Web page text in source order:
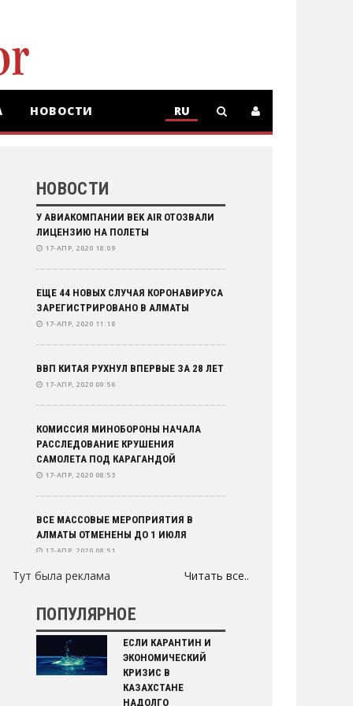
НОВОСТИ
RU
НОВОСТИ
У АВИАКОМПАНИИ BEK AIR ОТОЗВАЛИ
ЛИЦЕНЗИЮ НА ПОЛЕТЫ
17-АПР, 2020 18:09
ЕЩЕ 44 НОВЫХ СЛУЧАЯ КОРОНАВИРУСА
ЗАРЕГИСТРИРОВАНО В АЛМАТЫ
17-АПР, 2020 11:18
ВВП КИТАЯ РУХНУЛ ВПЕРВЫЕ ЗА 28 ЛЕТ
17-АПР, 2020 09:56
КОМИССИЯ МИНОБОРОНЫ НАЧАЛА
РАССЛЕДОВАНИЕ КРУШЕНИЯ
САМОЛЕТА ПОД КАРАГАНДОЙ
17-АПР, 2020 08:53
ВСЕ МАССОВЫЕ МЕРОПРИЯТИЯ В
АЛМАТЫ ОТМЕНЕНЫ ДО 1 ИЮЛЯ
17-АПР, 2020 08:51
В КАЗАХСТАНЕ ВОЗРОСЛО ДО 1362
АКИМ АЛМАТЫ РАССКАЗАЛ О
ПОЭТАПНОМ СНЯТИИ ОГРАНИЧЕНИЙ В
Читать все..
Тут была реклама
ПОПУЛЯРНОЕ
ЕСЛИ КАРАНТИН И
ЭКОНОМИЧЕСКИЙ
КРИЗИС В
КАЗАХСТАНЕ
НАДОЛГО